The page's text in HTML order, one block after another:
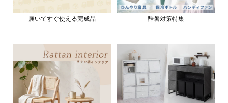
届いてすぐ使える完成品 酷暑対策特集